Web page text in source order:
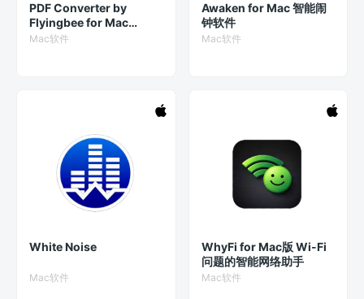
PDF Converter by
Flyingbee for Mac
10.0.4 破解版
Mac软件
Awaken for Mac 智能闹
钟软件
Mac软件
White Noise
Mac软件
WhyFi for Mac版 Wi-Fi
问题的智能网络助手
Mac软件